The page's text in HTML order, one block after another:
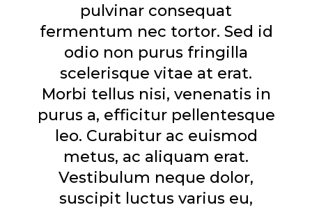
pulvinar consequat
fermentum nec tortor. Sed id
odio non purus fringilla
scelerisque vitae at erat.
Morbi tellus nisi, venenatis in
purus a, efficitur pellentesque
leo. Curabitur ac euismod
metus, ac aliquam erat.
Vestibulum neque dolor,
suscipit luctus varius eu,